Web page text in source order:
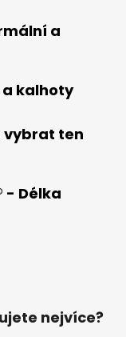
a
kalhoty
vybrat ten
- Délka
nejvíce?